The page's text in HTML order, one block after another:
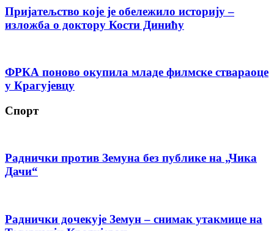
Пријатељство које је обележило историју –
изложба о доктору Кости Динићу
ФРКА поново окупила младе филмске ствараоце
у Крагујевцу
Спорт
Раднички против Земуна без публике на „Чика
Дачи“
Раднички дочекује Земун – снимак утакмице на